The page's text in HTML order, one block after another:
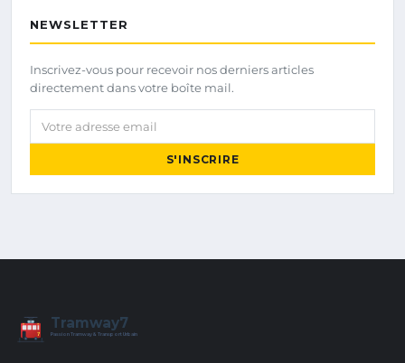
NEWSLETTER
Inscrivez-vous pour recevoir nos derniers articles
directement dans votre boîte mail.
Votre adresse email
S'INSCRIRE
7
Tramway7
Passion Tramway & Transport Urbain